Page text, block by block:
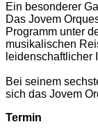
Ein besonderer
Das Jovem
Programm unter
musikalischen
leidenschaftlicher
Bei seinem
sich das Jovem
Termin